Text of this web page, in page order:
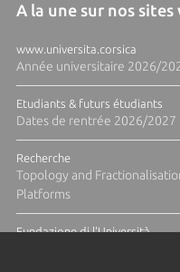
A la une sur nos sites
www.universita.corsica
Année universitaire 2026/
Etudiants & futurs étudiants
Dates de rentrée 2026/2027
Recherche
Topology and
Platforms
Fundazione di l'Università